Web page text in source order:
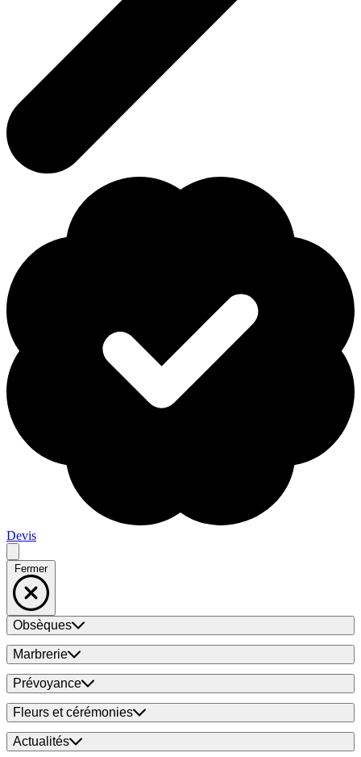
Devis
Fermer
Obsèques
Marbrerie
Prévoyance
Fleurs et cérémonies
Actualités